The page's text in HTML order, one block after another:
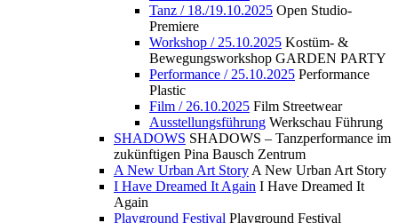
Tanz / 18./19.10.2025 Open Studio-
Premiere
Workshop / 25.10.2025 Kostüm- &
Bewegungsworkshop GARDEN PARTY
Performance / 25.10.2025 Performance
Plastic
Film / 26.10.2025 Film Streetwear
Ausstellungsführung Werkschau Führung
SHADOWS SHADOWS – Tanzperformance im
zukünftigen Pina Bausch Zentrum
A New Urban Art Story A New Urban Art Story
I Have Dreamed It Again I Have Dreamed It
Again
Playground Festival Playground Festival